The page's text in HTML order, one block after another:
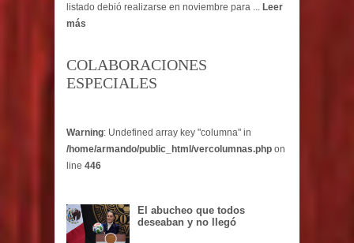
listado debió realizarse en noviembre para ... Leer
más
COLABORACIONES
ESPECIALES
Warning: Undefined array key "columna" in
/home/armando/public_html/vercolumnas.php on
line 446
El abucheo que todos
deseaban y no llegó